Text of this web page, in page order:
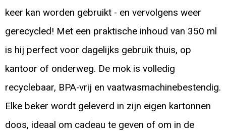
keer kan worden gebruikt - en vervolgens weer
gerecycled! Met een praktische inhoud van 350 ml
is hij perfect voor dagelijks gebruik thuis, op
kantoor of onderweg. De mok is volledig
recyclebaar, BPA-vrij en vaatwasmachinebestendig.
Elke beker wordt geleverd in zijn eigen kartonnen
doos, ideaal om cadeau te geven of om in de